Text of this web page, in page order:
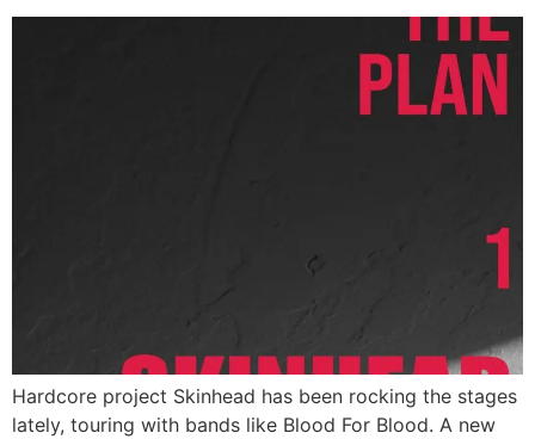
Hardcore project Skinhead has been rocking the stages
lately, touring with bands like Blood For Blood. A new